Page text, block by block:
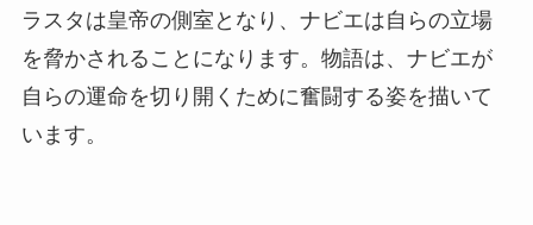
ラスタは皇帝の側室となり、ナビエは自らの立場
を脅かされることになります。物語は、ナビエが
自らの運命を切り開くために奮闘する姿を描いて
います。